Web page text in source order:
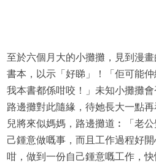
至於六個月大的小攤攤，見到漫
書本，以示「好睇」！「佢可能仲
我本書都係咁咬！」未知小攤攤會
路邊攤對此隨緣，待她長大一點
兒將來似媽媽，路邊攤道︰「老
己鍾意做嘅事，而且工作過程好
咁，做到一份自己鍾意嘅工作，快